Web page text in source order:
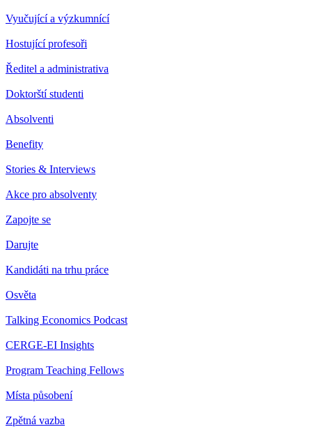
Vyučující a výzkumnící
Hostující profesoři
Ředitel a administrativa
Doktorští studenti
Absolventi
Benefity
Stories & Interviews
Akce pro absolventy
Zapojte se
Darujte
Kandidáti na trhu práce
Osvěta
Talking Economics Podcast
CERGE-EI Insights
Program Teaching Fellows
Místa působení
Zpětná vazba